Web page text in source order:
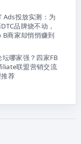
Ads投放实测：为
品牌烧不动，
B商家却悄悄赚到
坛哪家强？四家FB
联盟营销交流
荐